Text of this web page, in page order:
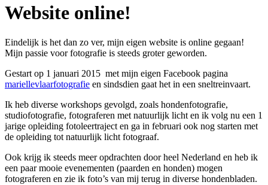
Website online!
Eindelijk is het dan zo ver, mijn eigen website is online gegaan!
Mijn passie voor fotografie is steeds groter geworden.
Gestart op 1 januari 2015 met mijn eigen Facebook pagina
mariellevlaarfotografie en sindsdien gaat het in een sneltreinvaart.
Ik heb diverse workshops gevolgd, zoals hondenfotografie,
studiofotografie, fotograferen met natuurlijk licht en ik volg nu een 1
jarige opleiding fotoleertraject en ga in februari ook nog starten met
de opleiding tot natuurlijk licht fotograaf.
Ook krijg ik steeds meer opdrachten door heel Nederland en heb ik
een paar mooie evenementen (paarden en honden) mogen
fotograferen en zie ik foto’s van mij terug in diverse hondenbladen.